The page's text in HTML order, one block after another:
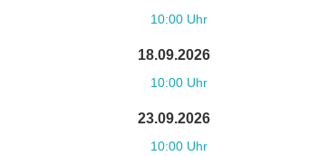
10:00 Uhr
18.09.2026
10:00 Uhr
23.09.2026
10:00 Uhr